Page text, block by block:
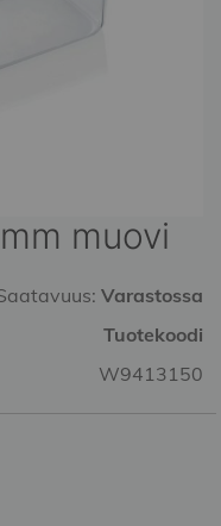
muovi
Varastossa
Tuotekoodi
W9413150